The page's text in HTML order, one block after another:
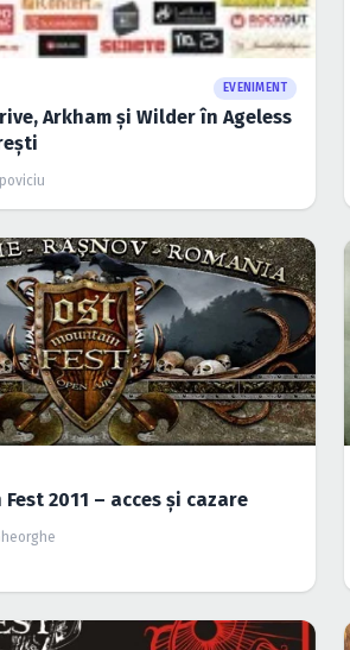
EVENIMENT
Arkham şi Wilder în Ageless
2011 – acces şi cazare